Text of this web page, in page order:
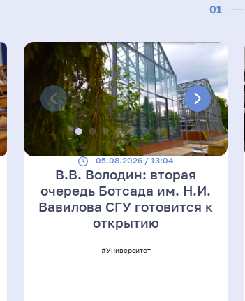
01
05.08.2026 / 13:04
В.В. Володин: вторая
очередь Ботсада им. Н.И.
Вавилова СГУ готовится к
открытию
#Университет